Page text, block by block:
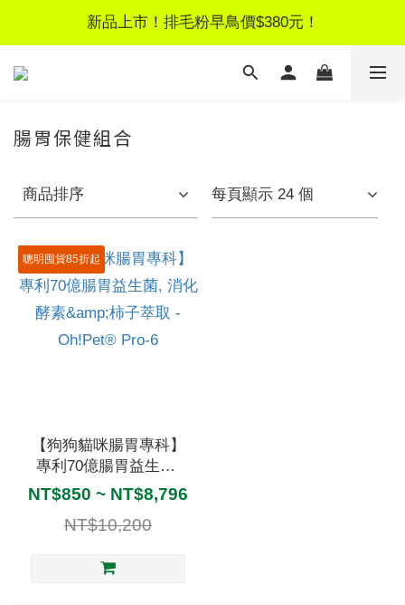
新品上市！排毛粉早鳥價$380元！
新品上市！排毛粉早鳥價$380元！
新客獨享！註冊領$100元優惠券
腸胃保健組合
商品排序 每頁顯示 24 個
聰明囤貨85折起
【狗狗貓咪腸胃專科】
專利70億腸胃益生菌,
消化酵素&柿子萃取 -
Oh!Pet® Pro-6
NT$850 ~ NT$8,796
NT$10,200